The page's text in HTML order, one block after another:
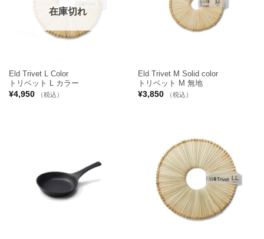
在庫切れ
Eld Trivet L Color
トリベット L カラー
¥4,950 （税込）
Eld Trivet M Solid color
トリベット M 無地
¥3,850 （税込）